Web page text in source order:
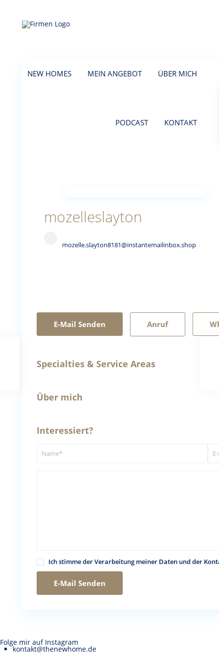
NEW HOMES MEIN ANGEBOT ÜBER MICH
PODCAST KONTAKT
mozelleslayton
mozelle.slayton8181@instantemailinbox.shop
E-Mail Senden Anruf
Specialties & Service Areas
Über mich
Interessiert?
Ich stimme der Verarbeitung meiner Daten und der
Folge mir auf Instagram
kontakt@thenewhome.de